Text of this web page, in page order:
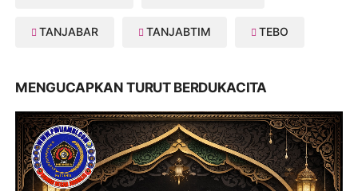
TANJABAR TANJABTIM TEBO
MENGUCAPKAN TURUT BERDUKACITA